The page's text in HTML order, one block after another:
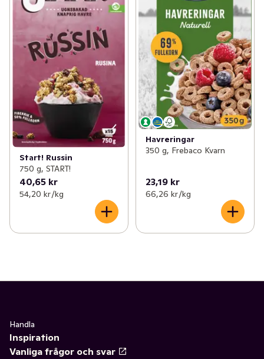
Start! Russin
750 g, START!
40,65 kr
54,20 kr /kg
Havreringar
350 g, Frebaco Kvarn
23,19 kr
66,26 kr /kg
Handla
Inspiration
Vanliga frågor och svar